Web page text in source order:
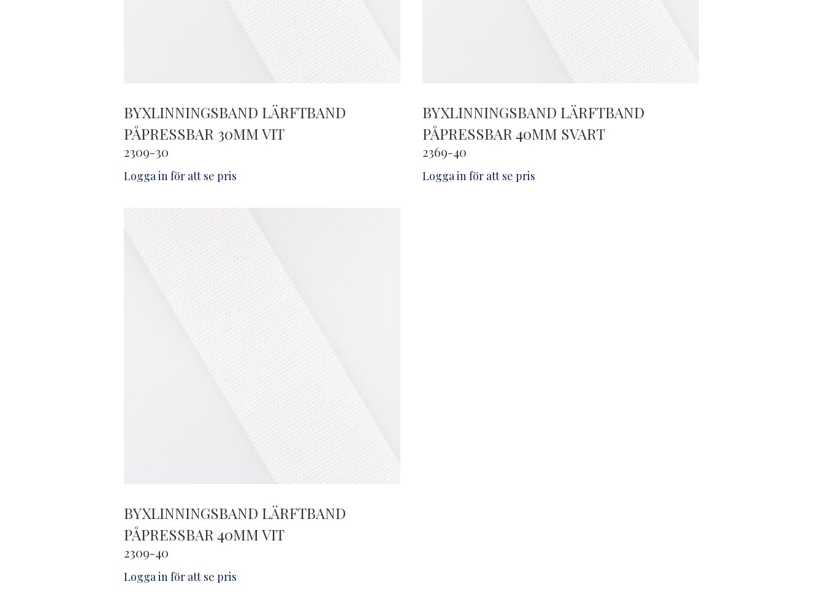
BYXLINNINGSBAND LÄRFTBAND
PÅPRESSBAR 30MM VIT
2309-30
Logga in för att se pris
BYXLINNINGSBAND LÄRFTBAND
PÅPRESSBAR 40MM SVART
2369-40
Logga in för att se pris
BYXLINNINGSBAND LÄRFTBAND
PÅPRESSBAR 40MM VIT
2309-40
Logga in för att se pris